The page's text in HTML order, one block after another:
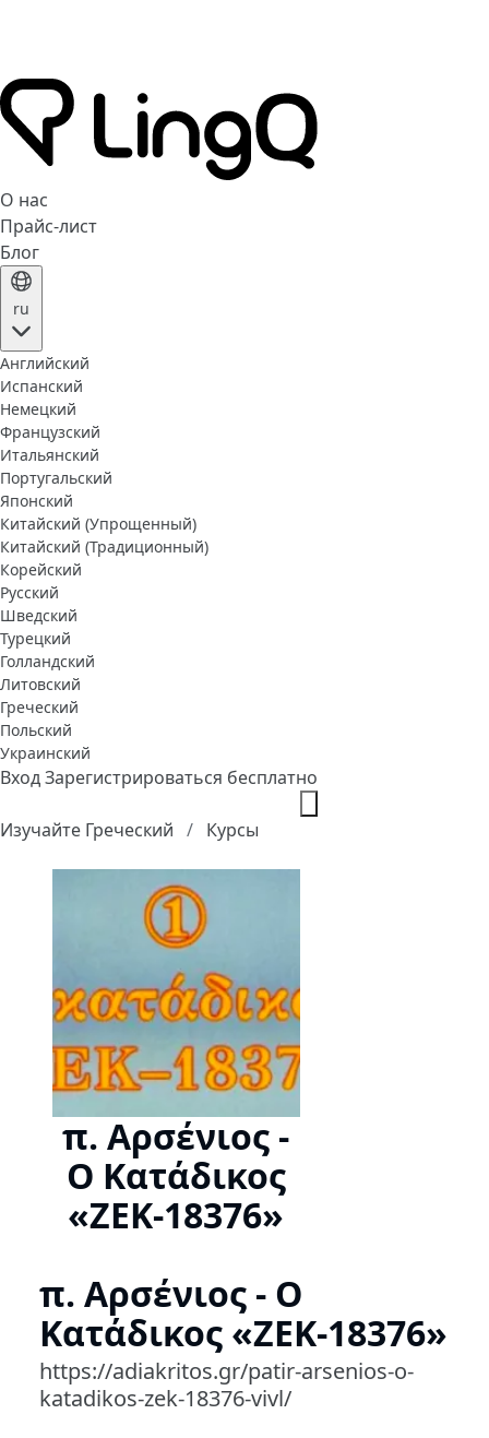
О нас
Прайс-лист
Блог
ru
Английский
Испанский
Немецкий
Французский
Итальянский
Португальский
Японский
Китайский (Упрощенный)
Китайский (Традиционный)
Корейский
Русский
Шведский
Турецкий
Голландский
Литовский
Греческий
Польский
Украинский
ВходЗарегистрироваться бесплатно
Изучайте Греческий Курсы
π. Αρσένιος -
Ο Κατάδικος
«ΖΕΚ-18376»
π. Αρσένιος - Ο
Κατάδικος «ΖΕΚ-18376»
https://adiakritos.gr/patir-arsenios-o-
katadikos-zek-18376-vivl/